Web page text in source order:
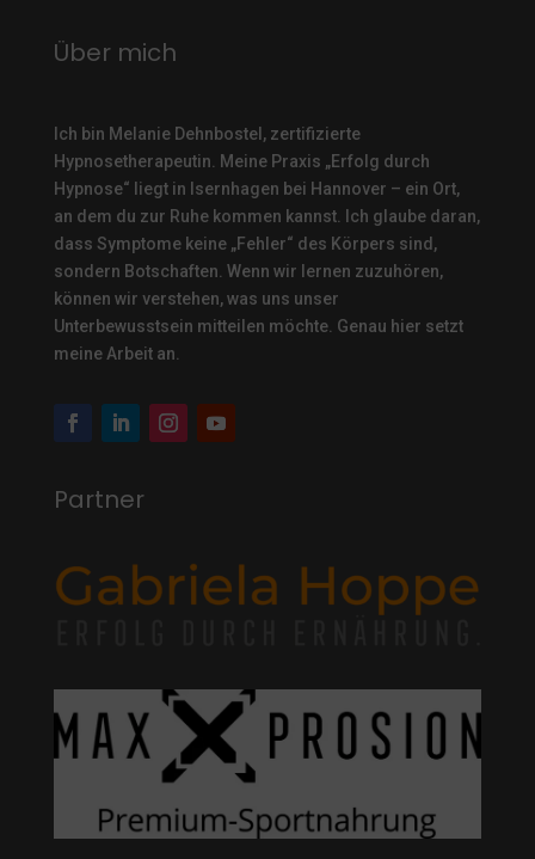
Über mich
Ich bin Melanie Dehnbostel, zertifizierte
Hypnosetherapeutin.
Meine Praxis „Erfolg durch
Hypnose“ liegt in Isernhagen bei Hannover – ein Ort,
an dem du zur Ruhe kommen kannst. Ich glaube daran,
dass Symptome keine „Fehler“ des Körpers sind,
sondern Botschaften. Wenn wir lernen zuzuhören,
können wir verstehen, was uns unser
Unterbewusstsein mitteilen möchte. Genau hier setzt
meine Arbeit an.
Partner